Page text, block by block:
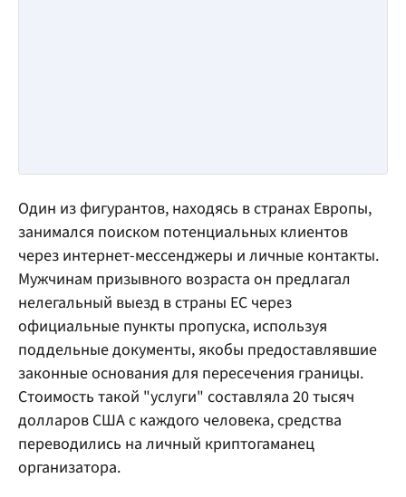
Один из фигурантов, находясь в странах Европы,
занимался поиском потенциальных клиентов
через интернет-мессенджеры и личные контакты.
Мужчинам призывного возраста он предлагал
нелегальный выезд в страны ЕС через
официальные пункты пропуска, используя
поддельные документы, якобы предоставлявшие
законные основания для пересечения границы.
Стоимость такой "услуги" составляла 20 тысяч
долларов США с каждого человека, средства
переводились на личный криптогаманец
организатора.